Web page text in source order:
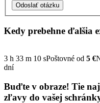
Odoslať otázku
Kedy prebehne ďalšia
3 h 33 m 9s Poštovné od5 €
dní
Buďte v obraze! Tie
zľavy do vašej